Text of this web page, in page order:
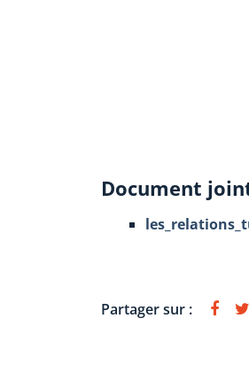
Document
Partager sur :